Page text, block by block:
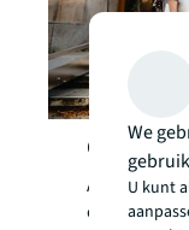
Over JLL
Al meer dan
een
We
U kunt